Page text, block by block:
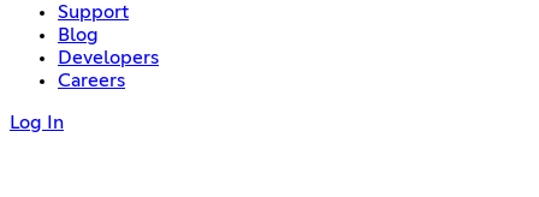
Support
Blog
Developers
Careers
Log In